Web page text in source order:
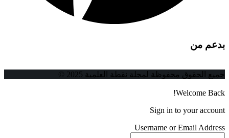
بدعم من
جميع الحقوق محفوظة لمجلة نقطة العلمية 2025 ©
Welcome Back!
Sign in to your account
Username or Email Address